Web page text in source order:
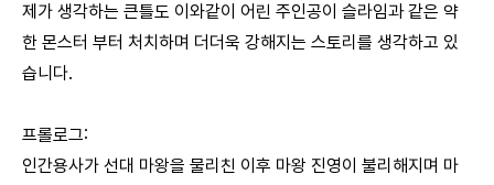
제가 생각하는 큰틀도 이와같이 어린 주인공이 슬라임과 같은 약
한 몬스터 부터 처치하며 더더욱 강해지는 스토리를 생각하고 있
습니다.
프롤로그:
인간용사가 선대 마왕을 물리친 이후 마왕 진영이 불리해지며 마